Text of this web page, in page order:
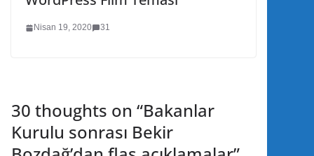
Nisan 19, 2020 31
30 thoughts on “Bakanlar
Kurulu sonrası Bekir